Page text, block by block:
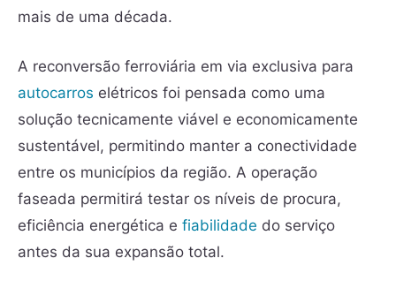
mais de uma década.
A reconversão ferroviária em via exclusiva para
autocarros elétricos foi pensada como uma
solução tecnicamente viável e economicamente
sustentável, permitindo manter a conectividade
entre os municípios da região. A operação
faseada permitirá testar os níveis de procura,
eficiência energética e fiabilidade do serviço
antes da sua expansão total.